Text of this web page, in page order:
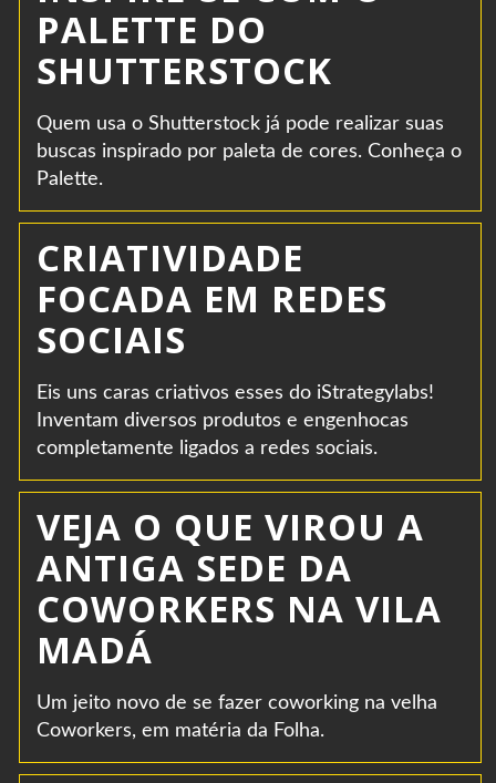
PALETTE DO
SHUTTERSTOCK
Quem usa o Shutterstock já pode realizar suas
buscas inspirado por paleta de cores. Conheça o
Palette.
CRIATIVIDADE
FOCADA EM REDES
SOCIAIS
Eis uns caras criativos esses do iStrategylabs!
Inventam diversos produtos e engenhocas
completamente ligados a redes sociais.
VEJA O QUE VIROU A
ANTIGA SEDE DA
COWORKERS NA VILA
MADÁ
Um jeito novo de se fazer coworking na velha
Coworkers, em matéria da Folha.